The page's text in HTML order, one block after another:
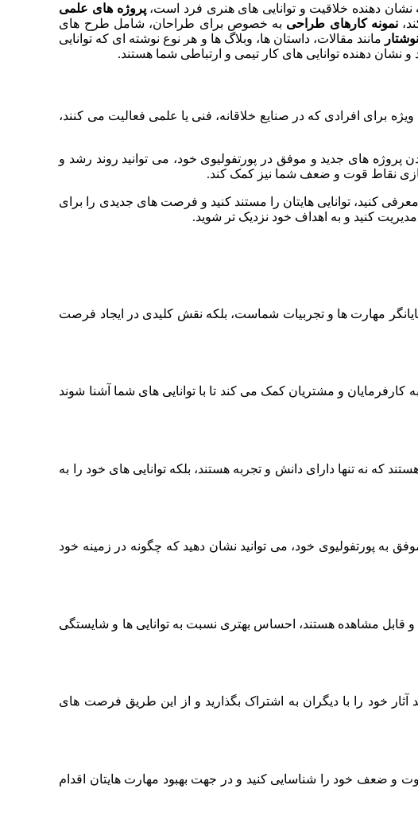
دهنده خلاقیت و توانایی‌ های هنری فرد است،پروژه‌ های علمی
نمونه کارهای طراحی به‌ خصوص برای طراحان، شامل طرح‌ های
نوشتار مانند مقالات، داستان‌ ها، وبلاگ‌ ها و هر نوع نوشته‌ ای که توانایی‌
نشان‌ دهنده توانایی‌ های کار تیمی و ارتباطی شما هستند.
برای افرادی که در صنایع خلاقانه، فنی یا علمی فعالیت می‌ کنند،
پروژه‌ های جدید و موفق در پورتفولیوی خود، می‌ توانید روند رشد و
سازی نقاط قوت و ضعف شما نیز کمک کند.
کنید، توانایی‌ هایتان را مستند کنید و فرصت‌ های جدیدی را برای
کنید و به اهداف خود نزدیک‌ تر شوید.
مهارت‌ ها و تجربیات شماست، بلکه نقش کلیدی در ایجاد فرصت‌
و مشتریان کمک می‌ کند تا با توانایی‌ های شما آشنا شوند
که نه‌ تنها دارای دانش و تجربه هستند، بلکه توانایی‌ های خود را به‌
به پورتفولیوی خود، می‌ توانید نشان دهید که چگونه در زمینه خود
قابل‌ مشاهده هستند، احساس بهتری نسبت به توانایی‌ ها و شایستگی‌
خود را با دیگران به اشتراک بگذارید و از این طریق فرصت‌ های
قوت و ضعف خود را شناسایی کنید و در جهت بهبود مهارت‌ هایتان اقدام